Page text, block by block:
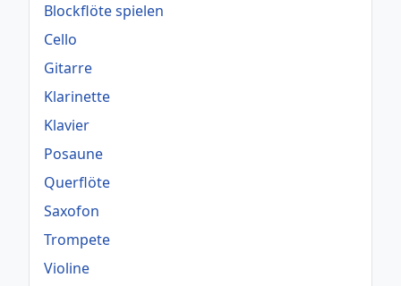
Blockflöte spielen
Cello
Gitarre
Klarinette
Klavier
Posaune
Querflöte
Saxofon
Trompete
Violine